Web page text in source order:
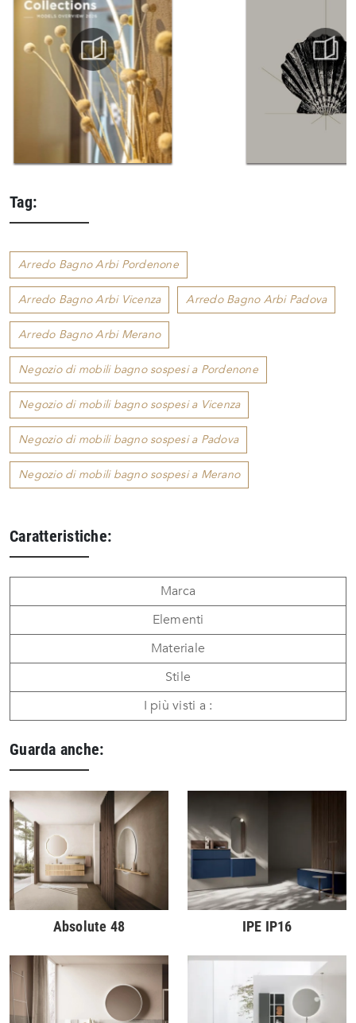
Tag:
Arredo Bagno Arbi Pordenone
Arredo Bagno Arbi Vicenza Arredo Bagno Arbi Padova
Arredo Bagno Arbi Merano
Negozio di mobili bagno sospesi a Pordenone
Negozio di mobili bagno sospesi a Vicenza
Negozio di mobili bagno sospesi a Padova
Negozio di mobili bagno sospesi a Merano
Caratteristiche:
Marca
Elementi
Materiale
Stile
I più visti a :
Guarda anche:
Absolute 48 IPE IP16